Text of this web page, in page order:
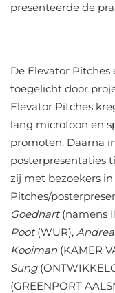
presenteerde de
De Elevator
toegelicht door
Elevator Pitches
lang microfoon en
promoten. Daarna
posterpresentaties
zij met bezoekers
Pitches/
Goedhart(namens
Poot(WUR),
Kooiman (KAMER
Sung
(GREENPORT